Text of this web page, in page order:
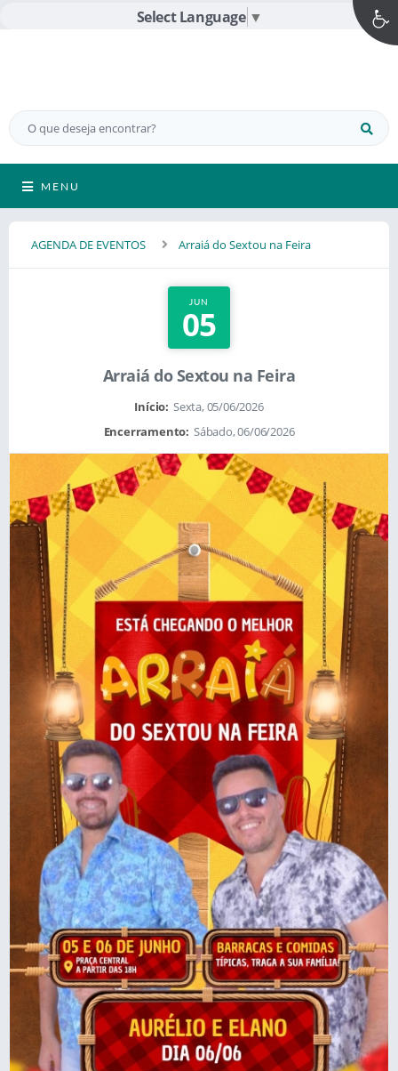
Select Language ▼
MENU
AGENDA DE EVENTOS Arraiá do Sextou na Feira
JUN
05
Arraiá do Sextou na Feira
Início: Sexta, 05/06/2026
Encerramento: Sábado, 06/06/2026